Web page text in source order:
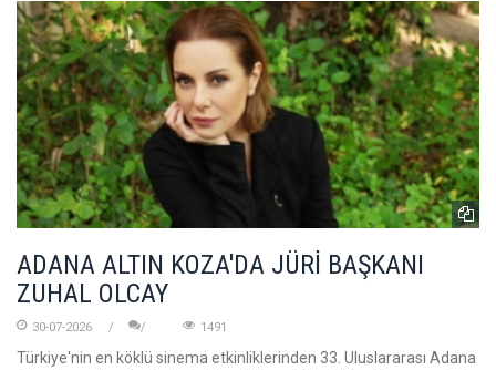
ADANA ALTIN KOZA'DA JÜRİ BAŞKANI
ZUHAL OLCAY
30-07-2026 1491
Türkiye'nin en köklü sinema etkinliklerinden 33. Uluslararası Adana